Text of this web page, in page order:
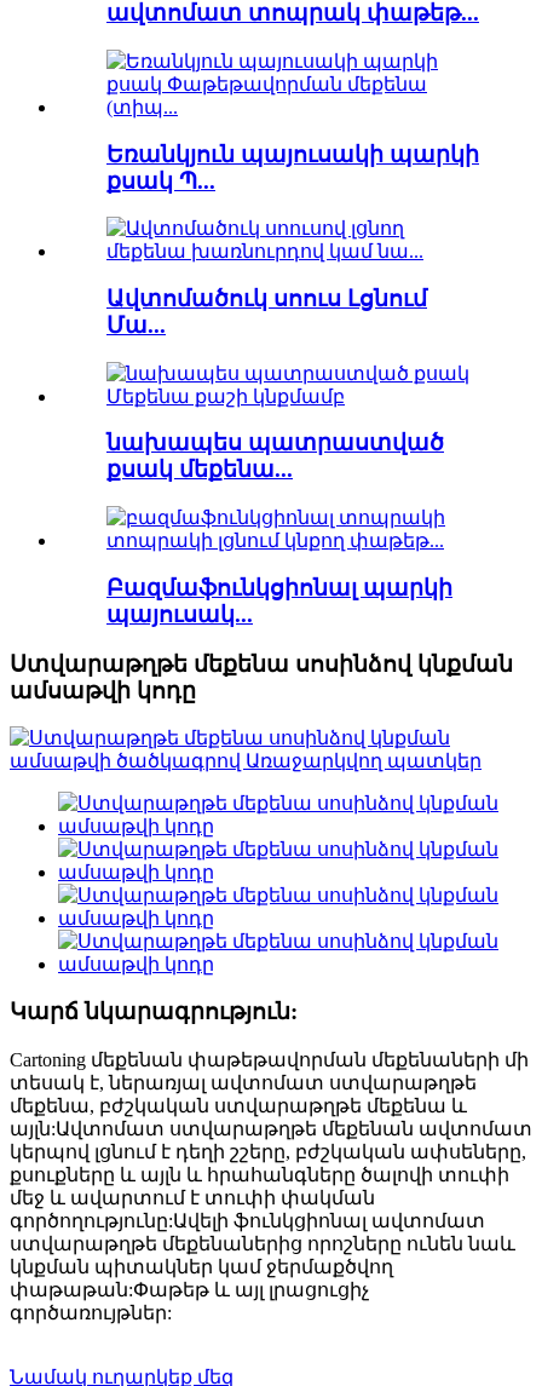
ավտոմատ տոպրակ փաթեթ...
Եռանկյուն պայուսակի պարկի
քսակ Պ...
Ավտոմածուկ սոուս Լցնում
Մա...
նախապես պատրաստված
քսակ մեքենա...
Բազմաֆունկցիոնալ պարկի
պայուսակ...
Ստվարաթղթե մեքենա սոսինձով կնքման
ամսաթվի կոդը
Կարճ նկարագրություն:
Cartoning մեքենան փաթեթավորման մեքենաների մի
տեսակ է, ներառյալ ավտոմատ ստվարաթղթե
մեքենա, բժշկական ստվարաթղթե մեքենա և
այլն:Ավտոմատ ստվարաթղթե մեքենան ավտոմատ
կերպով լցնում է դեղի շշերը, բժշկական ափսեները,
քսուքները և այլն և հրահանգները ծալովի տուփի
մեջ և ավարտում է տուփի փակման
գործողությունը:Ավելի ֆունկցիոնալ ավտոմատ
ստվարաթղթե մեքենաներից որոշները ունեն նաև
կնքման պիտակներ կամ ջերմաքծվող
փաթաթան:Փաթեթ և այլ լրացուցիչ
գործառույթներ:
Նամակ ուղարկեք մեզ